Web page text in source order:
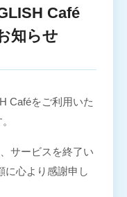
Café
知らせ
Caféをご利用いた
サービスを終了い
に心より感謝申し